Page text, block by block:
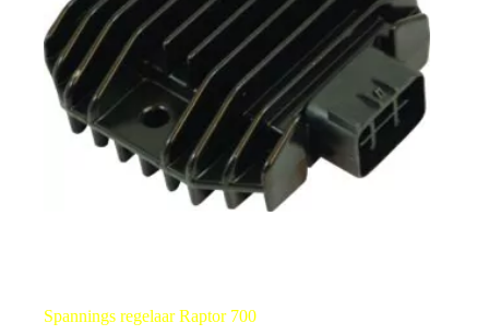
Spannings regelaar Raptor 700